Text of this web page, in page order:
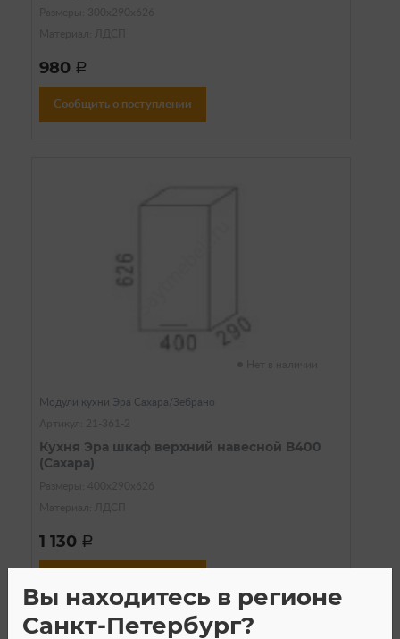
980 a
Сообщить о поступлении
Модули кухни Эра Сахара/Зебрано
Кухня Эра шкаф верхний навесной В400
(Сахара)
1 130 a
Вы находитесь в регионе
Санкт-Петербург?